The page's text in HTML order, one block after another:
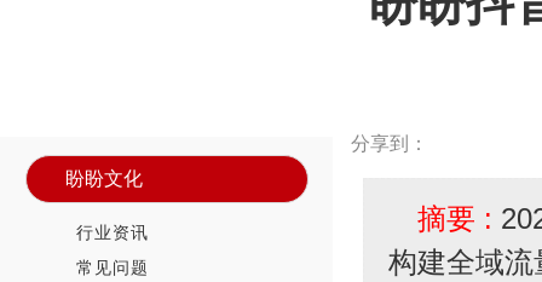
盼盼文化
行业资讯
常见问题
分享到：
摘要 :
构建全域流